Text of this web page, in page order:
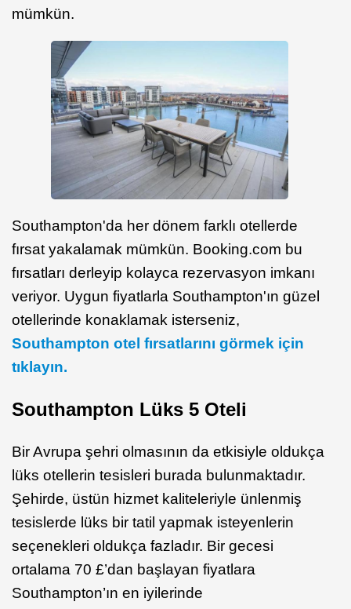
mümkün.
Southampton'da her dönem farklı otellerde
fırsat yakalamak mümkün. Booking.com bu
fırsatları derleyip kolayca rezervasyon imkanı
veriyor. Uygun fiyatlarla Southampton'ın güzel
otellerinde konaklamak isterseniz,
Southampton otel fırsatlarını görmek için
tıklayın.
Southampton Lüks 5 Oteli
Bir Avrupa şehri olmasının da etkisiyle oldukça
lüks otellerin tesisleri burada bulunmaktadır.
Şehirde, üstün hizmet kaliteleriyle ünlenmiş
tesislerde lüks bir tatil yapmak isteyenlerin
seçenekleri oldukça fazladır. Bir gecesi
ortalama 70 £’dan başlayan fiyatlara
Southampton’ın en iyilerinde